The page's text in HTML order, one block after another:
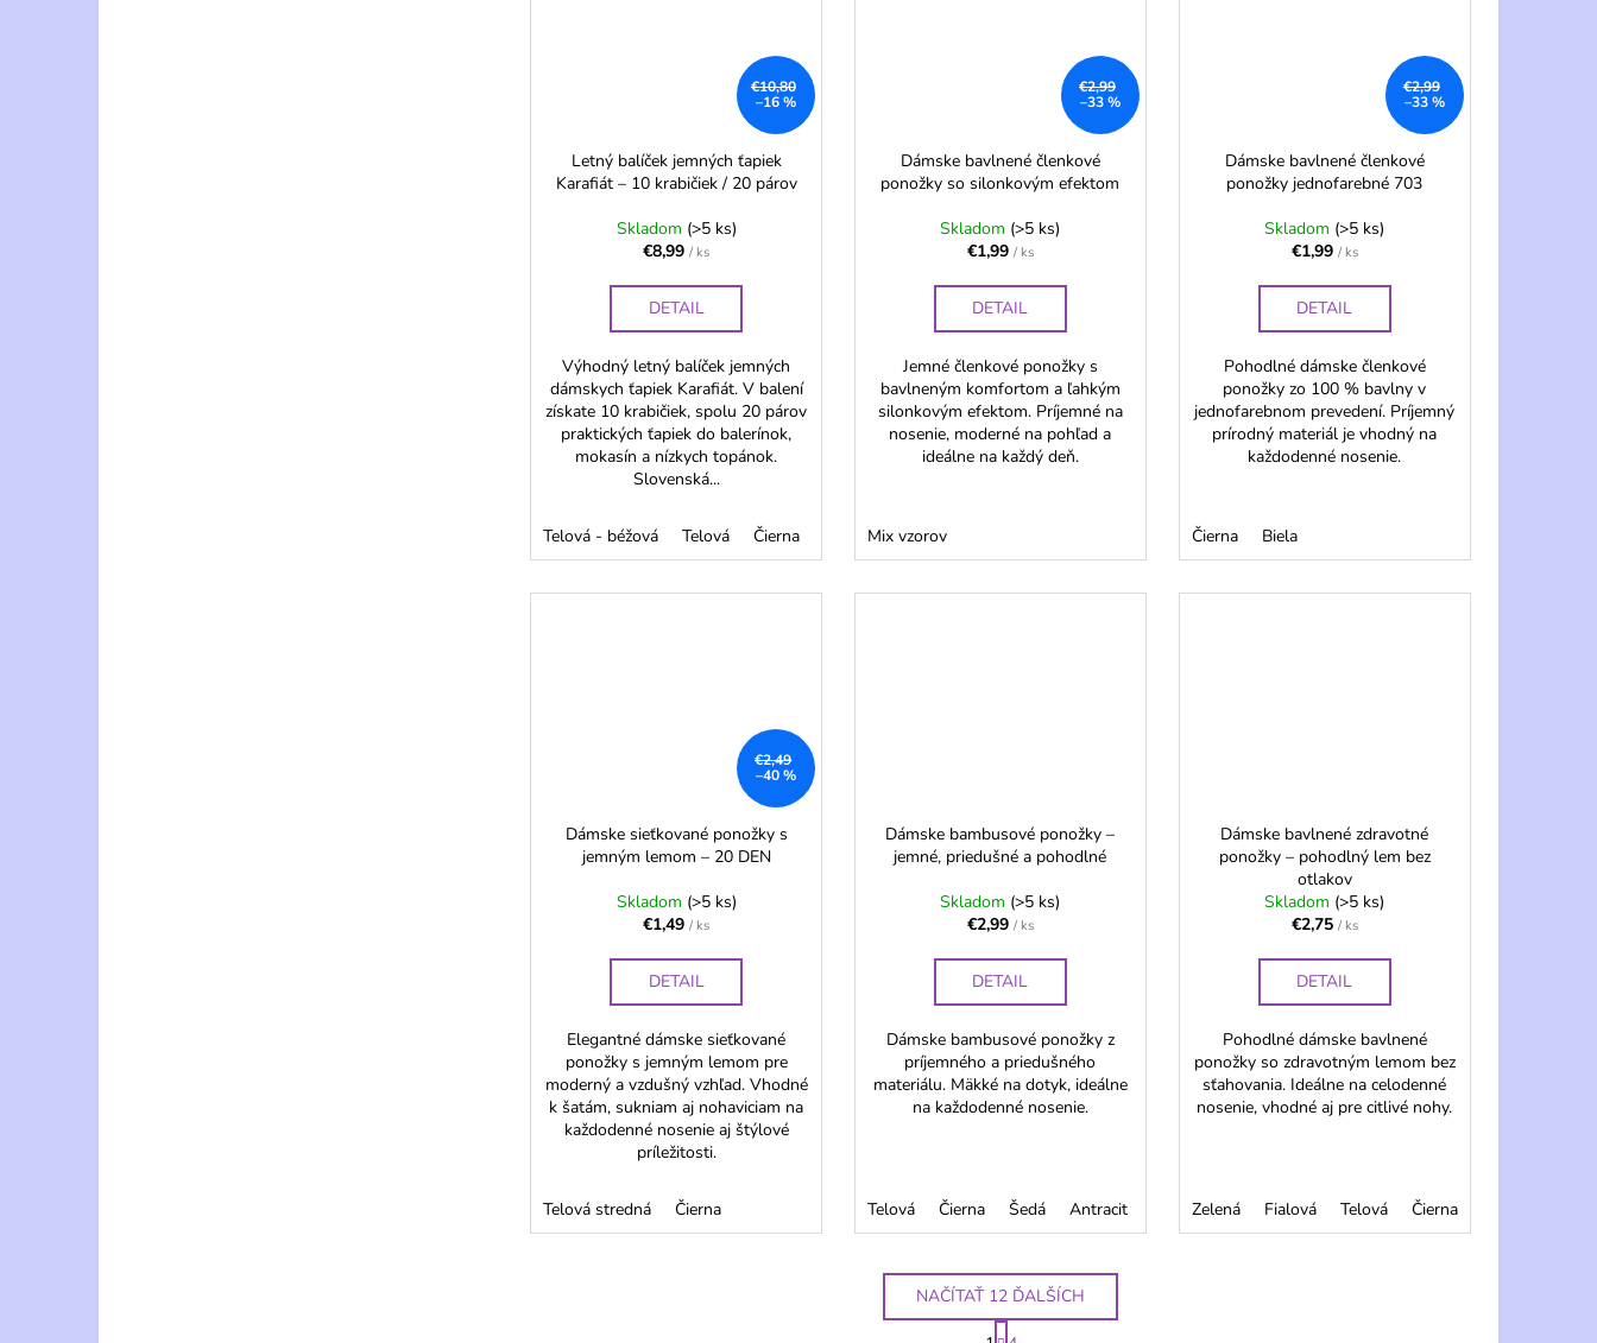
€10,80
–16 %
Letný balíček jemných ťapiek
Karafiát – 10 krabičiek / 20 párov
Skladom (>5 ks)
€8,99/ ks
DETAIL
Výhodný letný balíček jemných
dámskych ťapiek Karafiát. V balení
získate 10 krabičiek, spolu 20 párov
praktických ťapiek do balerínok,
mokasín a nízkych topánok.
Slovenská...
Telová - béžová Telová Čierna
€2,99
–33 %
Dámske bavlnené členkové
ponožky so silonkovým efektom
Skladom (>5 ks)
€1,99 / ks
DETAIL
Jemné členkové ponožky s
bavlneným komfortom a ľahkým
silonkovým efektom. Príjemné na
nosenie, moderné na pohľad a
ideálne na každý deň.
Mix vzorov
€2,99
–33 %
Dámske bavlnené členkové
ponožky jednofarebné 703
Skladom (>5 ks)
€1,99 / ks
DETAIL
Pohodlné dámske členkové
ponožky zo 100 % bavlny v
jednofarebnom prevedení. Príjemný
prírodný materiál je vhodný na
každodenné nosenie.
Čierna Biela
€2,49
–40 %
Dámske sieťkované ponožky s
jemným lemom – 20 DEN
Skladom (>5 ks)
€1,49/ ks
DETAIL
Elegantné dámske sieťkované
ponožky s jemným lemom pre
moderný a vzdušný vzhľad. Vhodné
k šatám, sukniam aj nohaviciam na
každodenné nosenie aj štýlové
príležitosti.
Telová stredná Čierna
Dámske bambusové ponožky –
jemné, priedušné a pohodlné
Skladom (>5 ks)
€2,99 / ks
DETAIL
Dámske bambusové ponožky z
príjemného a priedušného
materiálu. Mäkké na dotyk, ideálne
na každodenné nosenie.
Telová Čierna Šedá Antracit Hnedá
Dámske bavlnené zdravotné
ponožky – pohodlný lem bez
otlakov
Skladom (>5 ks)
€2,75 / ks
DETAIL
Pohodlné dámske bavlnené
ponožky so zdravotným lemom bez
sťahovania. Ideálne na celodenné
nosenie, vhodné aj pre citlivé nohy.
Zelená Fialová Telová Čierna
NAČÍTAŤ 12 ĎALŠÍCH
S